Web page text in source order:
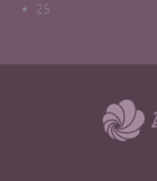
25